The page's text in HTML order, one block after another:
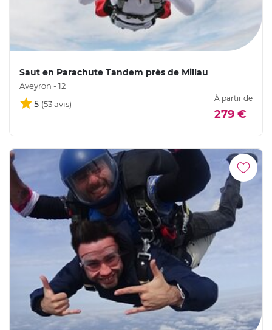
Saut en Parachute Tandem près de Millau
Aveyron - 12
5
À partir de
279 €